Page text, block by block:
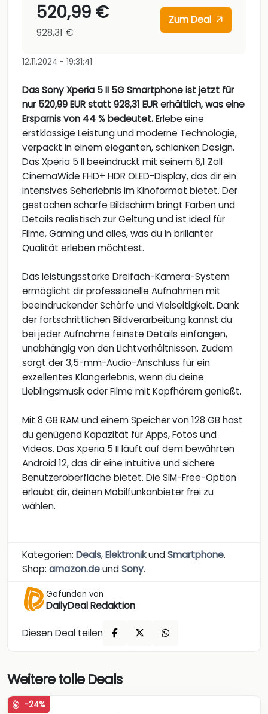
520,99 €
928,31 €
Zum Deal
12.11.2024 - 19:31:41
Das Sony Xperia 5 II 5G Smartphone ist jetzt für
nur 520,99 EUR statt 928,31 EUR erhältlich, was eine
Ersparnis von 44 % bedeutet.Erlebe eine
erstklassige Leistung und moderne Technologie,
verpackt in einem eleganten, schlanken Design.
Das Xperia 5 II beeindruckt mit seinem 6,1 Zoll
CinemaWide FHD+ HDR OLED-Display, das dir ein
intensives Seherlebnis im Kinoformat bietet. Der
gestochen scharfe Bildschirm bringt Farben und
Details realistisch zur Geltung und ist ideal für
Filme, Gaming und alles, was du in brillanter
Qualität erleben möchtest.
Das leistungsstarke Dreifach-Kamera-System
ermöglicht dir professionelle Aufnahmen mit
beeindruckender Schärfe und Vielseitigkeit. Dank
der fortschrittlichen Bildverarbeitung kannst du
bei jeder Aufnahme feinste Details einfangen,
unabhängig von den Lichtverhältnissen. Zudem
sorgt der 3,5-mm-Audio-Anschluss für ein
exzellentes Klangerlebnis, wenn du deine
Lieblingsmusik oder Filme mit Kopfhörern genießt.
Mit 8 GB RAM und einem Speicher von 128 GB hast
du genügend Kapazität für Apps, Fotos und
Videos. Das Xperia 5 II läuft auf dem bewährten
Android 12, das dir eine intuitive und sichere
Benutzeroberfläche bietet. Die SIM-Free-Option
erlaubt dir, deinen Mobilfunkanbieter frei zu
wählen.
Kategorien: Deals,ElektronikundSmartphone.
Shop: amazon.deundSony.
Gefunden von
DailyDeal Redaktion
Diesen Deal teilen
Weitere tolle Deals
-24%